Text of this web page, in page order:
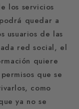
los servicios
quedar a
usuarios de las
red social, el
quiere
que se
como
ya no se